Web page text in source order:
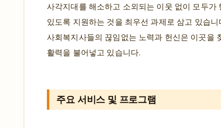
사각지대를 해소하고 소외되는 이웃 없이 모두가
있도록 지원하는 것을 최우선 과제로 삼고 있습
사회복지사들의 끊임없는 노력과 헌신은 이곳을
활력을 불어넣고 있습니다.
주요 서비스 및 프로그램